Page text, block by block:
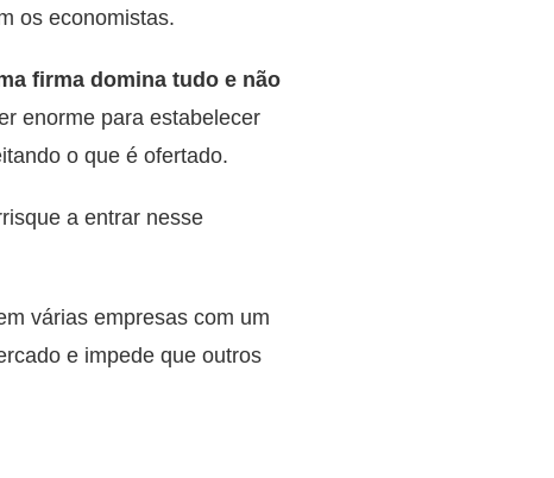
os economistas.
firma domina tudo e não
enorme para estabelecer
o que é ofertado.
a entrar nesse
várias empresas com um
e impede que outros